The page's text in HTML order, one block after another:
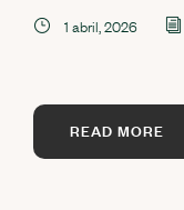
1 abril, 2026
READ MORE